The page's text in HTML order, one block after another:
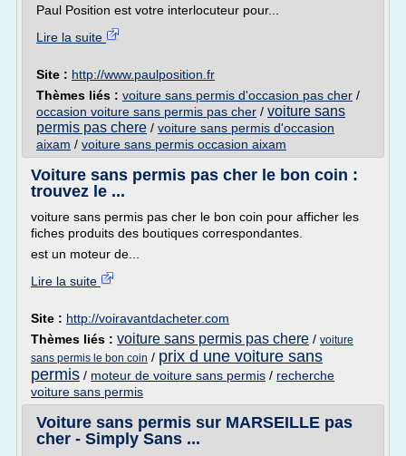
Paul Position est votre interlocuteur pour...
Lire la suite
Site : http://www.paulposition.fr
Thèmes liés : voiture sans permis d'occasion pas cher /
occasion voiture sans permis pas cher / voiture sans
permis pas chere / voiture sans permis d'occasion
aixam / voiture sans permis occasion aixam
Voiture sans permis pas cher le bon coin :
trouvez le ...
voiture sans permis pas cher le bon coin pour afficher les
fiches produits des boutiques correspondantes.
est un moteur de...
Lire la suite
Site : http://voiravantdacheter.com
Thèmes liés : voiture sans permis pas chere / voiture
sans permis le bon coin / prix d une voiture sans
permis / moteur de voiture sans permis / recherche
voiture sans permis
Voiture sans permis sur MARSEILLE pas
cher - Simply Sans ...